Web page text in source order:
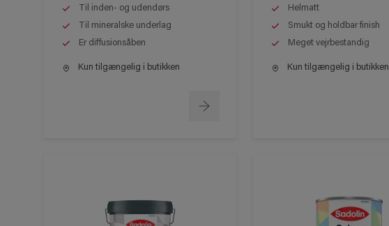
Til inden- og udendørs
Til mineralske underlag
Er diffusionsåben
Kun tilgængelig i butikken
Helmatt
Smukt og holdbar finish
Meget vejrbestandig
Kun tilgængelig i butikken